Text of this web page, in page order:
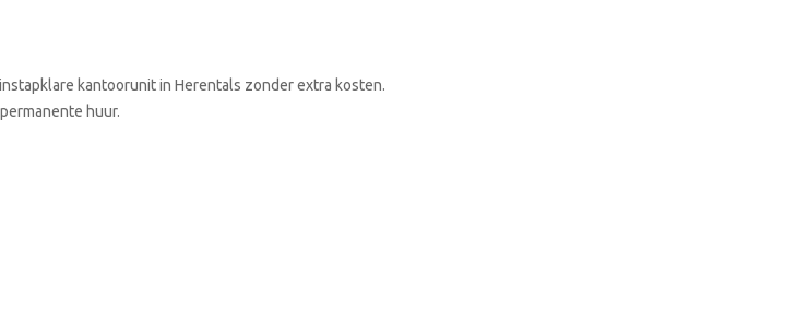
kantoorunit in Herentals zonder extra kosten.
huur.